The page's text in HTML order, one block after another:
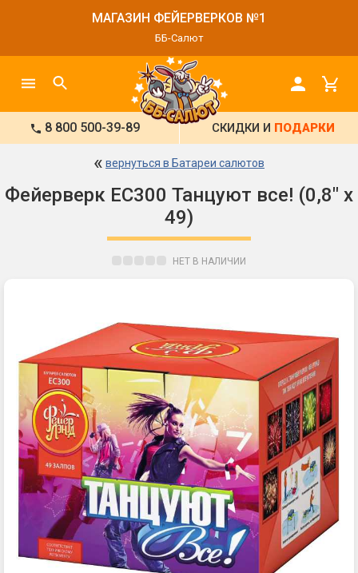
МАГАЗИН ФЕЙЕРВЕРКОВ №1
ББ-Салют
8 800 500-39-89 СКИДКИ И ПОДАРКИ
« вернуться в Батареи салютов
Фейерверк ЕС300 Танцуют все! (0,8" х
49)
НЕТ В НАЛИЧИИ